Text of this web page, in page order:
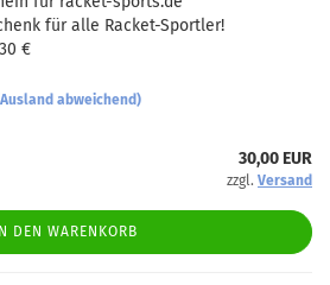
für alle Racket-Sportler!
€
abweichend)
30,00 EUR
zzgl. Versand
IN DEN WARENKORB